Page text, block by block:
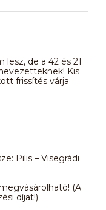
de a 42 és 21
Kis
frissítés várja
Pilis – Visegrádi
(A
díjat!)